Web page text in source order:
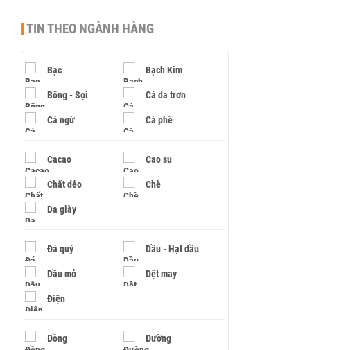
TIN THEO NGÀNH HÀNG
Bạc Bạch Kim
Bông - Sợi Cá da trơn
Cá ngừ Cà phê
Cacao Cao su
Chất dẻo Chè
Da giày
Đá quý Dầu - Hạt dầu
Dầu mỏ Dệt may
Điện
Đồng Đường